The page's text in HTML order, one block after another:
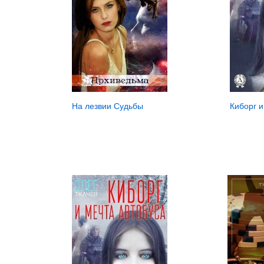
На лезвии Судьбы Киборг